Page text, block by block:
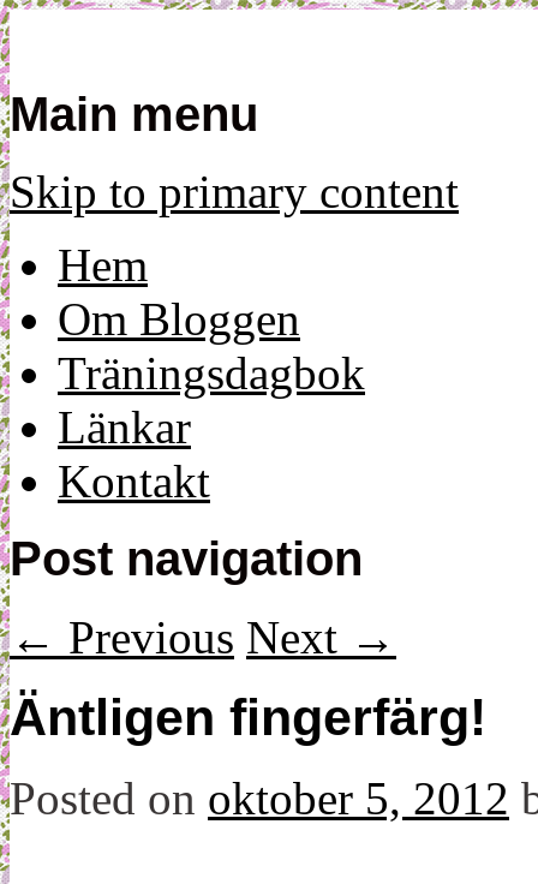
Main menu
Skip to primary content
Hem
Om Bloggen
Träningsdagbok
Länkar
Kontakt
Post navigation
← Previous Next →
Äntligen fingerfärg!
Posted on oktober 5, 2012